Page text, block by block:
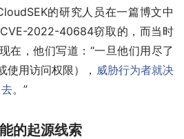
的研究人员在一篇博文中
2022-40684窃取的，而当时
在，他们写道：“一旦他们用尽了
使用访问权限）， 威胁行为者就决
。”
的起源线索